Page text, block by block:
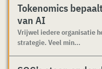
Tokenomics
van AI
Vrijwel iedere organisatie
strategie. Veel min...